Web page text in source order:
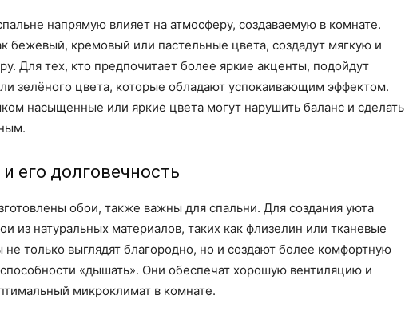
напрямую влияет на атмосферу, создаваемую в комнате.
бежевый, кремовый или пастельные цвета, создадут мягкую и
Для тех, кто предпочитает более яркие акценты, подойдут
зелёного цвета, которые обладают успокаивающим эффектом.
насыщенные или яркие цвета могут нарушить баланс и сделать
его долговечность
обои, также важны для спальни. Для создания уюта
из натуральных материалов, таких как флизелин или тканевые
только выглядят благородно, но и создают более комфортную
«дышать». Они обеспечат хорошую вентиляцию и
микроклимат в комнате.